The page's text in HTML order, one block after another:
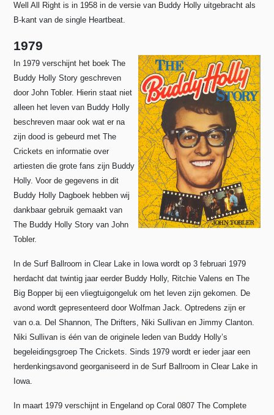
Well All Right is in 1958 in de versie van Buddy Holly uitgebracht als
B-kant van de single Heartbeat.
1979
In 1979 verschijnt het boek The
Buddy Holly Story geschreven
door John Tobler. Hierin staat niet
alleen het leven van Buddy Holly
beschreven maar ook wat er na
zijn dood is gebeurd met The
Crickets en informatie over
artiesten die grote fans zijn Buddy
Holly. Voor de gegevens in dit
Buddy Holly Dagboek hebben wij
dankbaar gebruik gemaakt van
The Buddy Holly Story van John
Tobler.
In de Surf Ballroom in Clear Lake in Iowa wordt op 3 februari 1979
herdacht dat twintig jaar eerder Buddy Holly, Ritchie Valens en The
Big Bopper bij een vliegtuigongeluk om het leven zijn gekomen. De
avond wordt gepresenteerd door Wolfman Jack. Optredens zijn er
van o.a. Del Shannon, The Drifters, Niki Sullivan en Jimmy Clanton.
Niki Sullivan is één van de originele leden van Buddy Holly’s
begeleidingsgroep The Crickets. Sinds 1979 wordt er ieder jaar een
herdenkingsavond georganiseerd in de Surf Ballroom in Clear Lake in
Iowa.
In maart 1979 verschijnt in Engeland op Coral 0807 The Complete